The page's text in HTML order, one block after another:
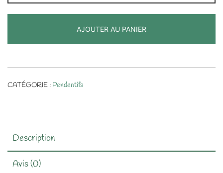
Pendentif
Amazonite
AJOUTER AU PANIER
CATÉGORIE : Pendentifs
Description
Avis (0)